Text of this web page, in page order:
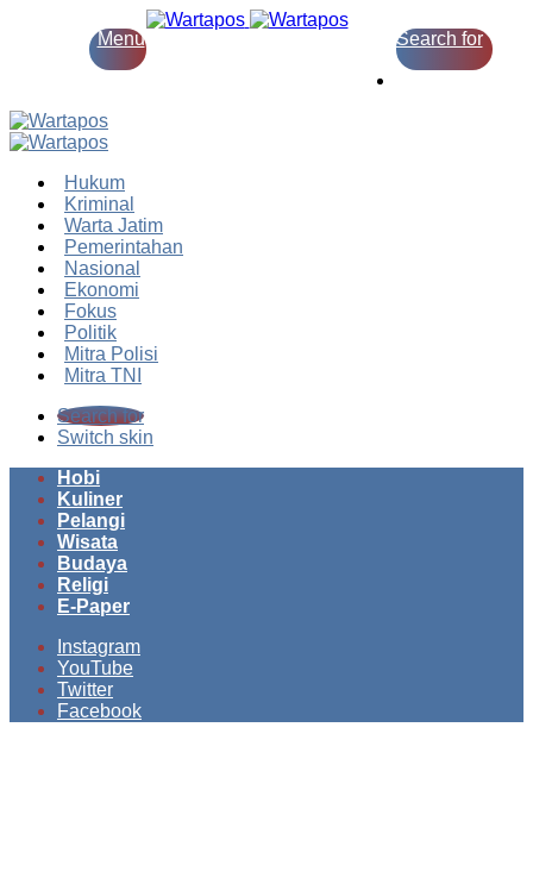
Menu Search for
Hukum
Kriminal
Warta Jatim
Pemerintahan
Nasional
Ekonomi
Fokus
Politik
Mitra Polisi
Mitra TNI
Search for
Switch skin
Hobi
Kuliner
Pelangi
Wisata
Budaya
Religi
E-Paper
Instagram
YouTube
Twitter
Facebook